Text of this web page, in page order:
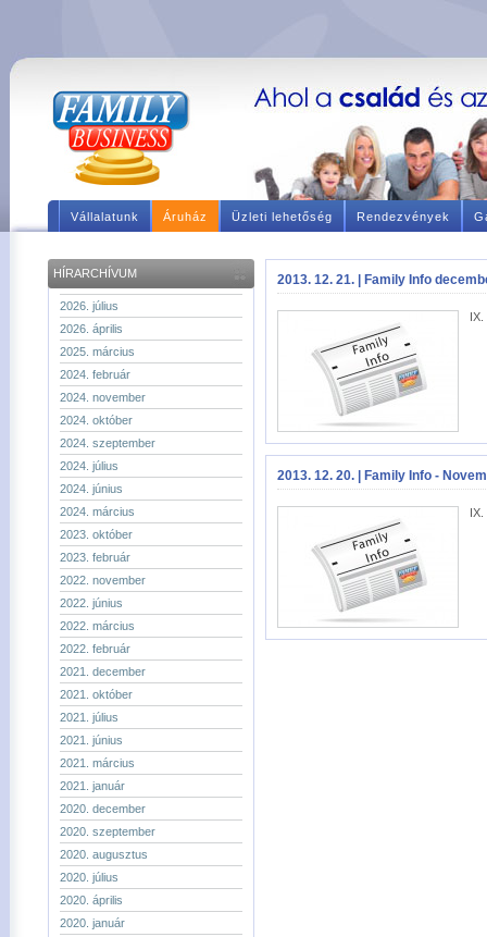
Vállalatunk Áruház Üzleti lehetőség Rendezvények
HÍRARCHÍVUM
2026. július
2026. április
2025. március
2024. február
2024. november
2024. október
2024. szeptember
2024. július
2024. június
2024. március
2023. október
2023. február
2022. november
2022. június
2022. március
2022. február
2021. december
2021. október
2021. július
2021. június
2021. március
2021. január
2020. december
2020. szeptember
2020. augusztus
2020. július
2020. április
2020. január
2013. 12. 21. | Family Info
2013. 12. 20. | Family Info -
IX.